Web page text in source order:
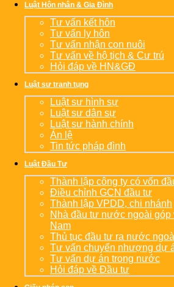
Luật Hôn nhân & Gia Đình
Tư vấn kết hôn
Tư vấn ly hôn
Tư vấn nhận con nuôi
Tư vấn về hộ tịch & Cư trú
Hỏi đáp về HN&GĐ
Luật sư tranh tụng
Luật sư hình sự
Luật sư dân sự
Luật sư hành chính
Án lệ
Tin tức pháp đình
Luật Đầu Tư
Thành lập công ty có vốn
Điều chỉnh GCN đầu tư
Thành lập VPDD, chi nhánh
Nhà đầu tư nước ngoài góp
Nam
Thủ tục đầu tư ra nước
Tư vấn chuyển nhượng dự
Tư vấn dự án trong nước
Hỏi đáp về Đầu tư